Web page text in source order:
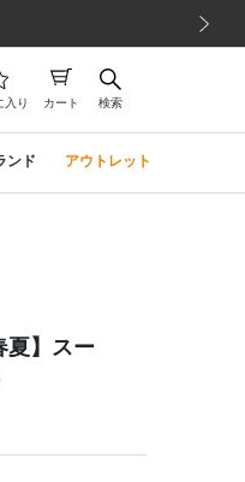
入り カート 検索
ンド アウトレット
夏】スー